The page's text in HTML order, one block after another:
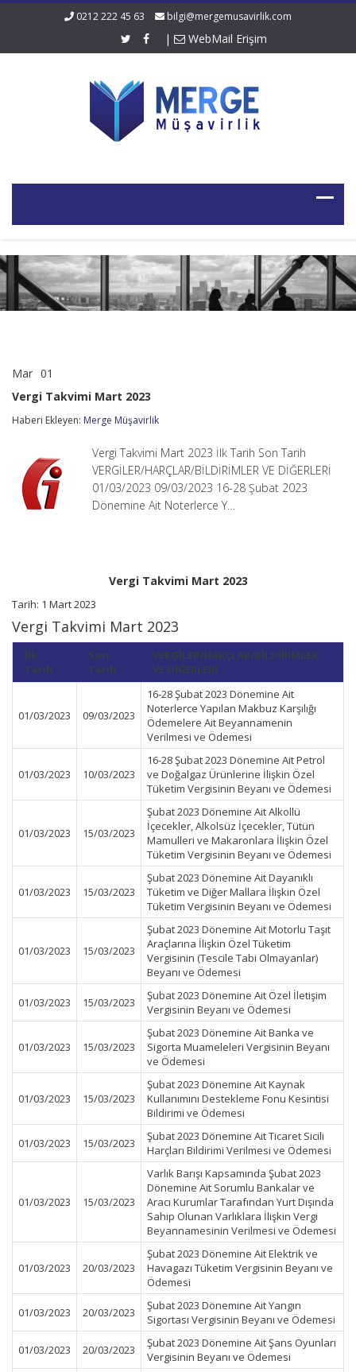
0212 222 45 63 bilgi@mergemusavirlik.com
| WebMail Erişim
Mar 01
Mart
2023
için
Vergi Takvimi Mart 2023
Haberi Ekleyen: Merge Müşavirlik
Vergi Takvimi Mart 2023 İlk Tarih Son Tarih
VERGİLER/HARÇLAR/BİLDİRİMLER VE DİĞERLERİ
01/03/2023 09/03/2023 16-28 Şubat 2023
Dönemine Ait Noterlerce Y…
Vergi Takvimi Mart 2023
Tarih: 1 Mart 2023
Vergi Takvimi Mart 2023
İlk
Tarih
Son
Tarih
VERGİLER/HARÇLAR/BİLDİRİMLER
VE DİĞERLERİ
01/03/2023 09/03/2023
16-28 Şubat 2023 Dönemine Ait
Noterlerce Yapılan Makbuz Karşılığı
Ödemelere Ait Beyannamenin
Verilmesi ve Ödemesi
01/03/2023 10/03/2023
16-28 Şubat 2023 Dönemine Ait Petrol
ve Doğalgaz Ürünlerine İlişkin Özel
Tüketim Vergisinin Beyanı ve Ödemesi
01/03/2023 15/03/2023
Şubat 2023 Dönemine Ait Alkollü
İçecekler, Alkolsüz İçecekler, Tütün
Mamulleri ve Makaronlara İlişkin Özel
Tüketim Vergisinin Beyanı ve Ödemesi
01/03/2023 15/03/2023
Şubat 2023 Dönemine Ait Dayanıklı
Tüketim ve Diğer Mallara İlişkin Özel
Tüketim Vergisinin Beyanı ve Ödemesi
01/03/2023 15/03/2023
Şubat 2023 Dönemine Ait Motorlu Taşıt
Araçlarına İlişkin Özel Tüketim
Vergisinin (Tescile Tabi Olmayanlar)
Beyanı ve Ödemesi
01/03/2023 15/03/2023
Şubat 2023 Dönemine Ait Özel İletişim
Vergisinin Beyanı ve Ödemesi
01/03/2023 15/03/2023
Şubat 2023 Dönemine Ait Banka ve
Sigorta Muameleleri Vergisinin Beyanı
ve Ödemesi
01/03/2023 15/03/2023
Şubat 2023 Dönemine Ait Kaynak
Kullanımını Destekleme Fonu Kesintisi
Bildirimi ve Ödemesi
01/03/2023 15/03/2023
Şubat 2023 Dönemine Ait Ticaret Sicili
Harçları Bildirimi Verilmesi ve Ödemesi
01/03/2023 15/03/2023
Varlık Barışı Kapsamında Şubat 2023
Dönemine Ait Sorumlu Bankalar ve
Aracı Kurumlar Tarafından Yurt Dışında
Sahip Olunan Varlıklara İlişkin Vergi
Beyannamesinin Verilmesi ve Ödemesi
01/03/2023 20/03/2023
Şubat 2023 Dönemine Ait Elektrik ve
Havagazı Tüketim Vergisinin Beyanı ve
Ödemesi
01/03/2023 20/03/2023
Şubat 2023 Dönemine Ait Yangın
Sigortası Vergisinin Beyanı ve Ödemesi
01/03/2023 20/03/2023
Şubat 2023 Dönemine Ait Şans Oyunları
Vergisinin Beyanı ve Ödemesi